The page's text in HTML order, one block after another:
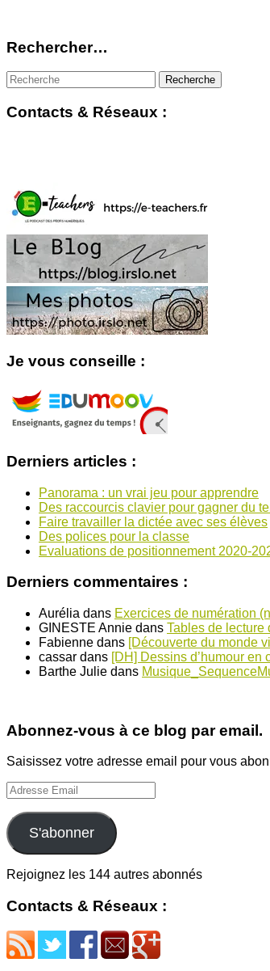
Rechercher…
Contacts & Réseaux :
Je vous conseille :
Derniers articles :
Panorama : un vrai jeu pour apprendre
Des raccourcis clavier pour gagner du
Faire travailler la dictée avec ses élèves
Des polices pour la classe
Evaluations de positionnement 2020-
Derniers commentaires :
Aurélia dans Exercices de numération
GINESTE Annie dans Tables de lecture
Fabienne dans [Découverte du monde
cassar dans [DH] Dessins d’humour en
Barthe Julie dans
Abonnez-vous à ce blog par email.
Saisissez votre adresse email pour vous
Adresse
Email
S'abonner
Rejoignez les 144 autres abonnés
Contacts & Réseaux :